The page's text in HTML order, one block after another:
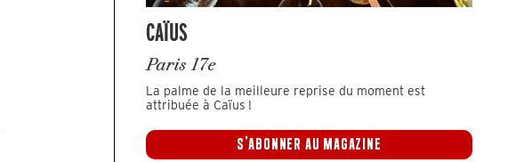
CAÏUS
Paris 17e
La palme de la meilleure reprise du moment est
attribuée à Caïus !
S'ABONNER AU MAGAZINE